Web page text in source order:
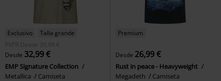
Exclusivo
Talla grande
PVPR
Desde 39,99 €
Desde 32,99 €
EMP Signature Collection
Metallica
Camiseta
Premium
Desde 26,99 €
Rust in peace - Heavyweight
Megadeth
Camiseta